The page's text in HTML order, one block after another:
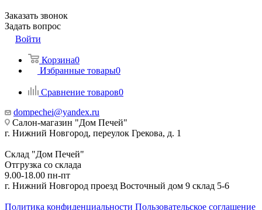
Заказать звонок
Задать вопрос
Войти
Корзина0
Избранные товары0
Сравнение товаров0
dompechei@yandex.ru
Салон-магазин "Дом Печей"
г. Нижний Новгород, переулок Грекова, д. 1
Склад "Дом Печей"
Отгрузка со склада
9.00-18.00 пн-пт
г. Нижний Новгород проезд Восточный дом 9 склад 5-6
Политика конфиденциальности Пользовательское соглашение